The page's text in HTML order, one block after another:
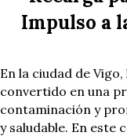
Impulso a
En la ciudad de
convertido en una
contaminación y
y saludable. En este